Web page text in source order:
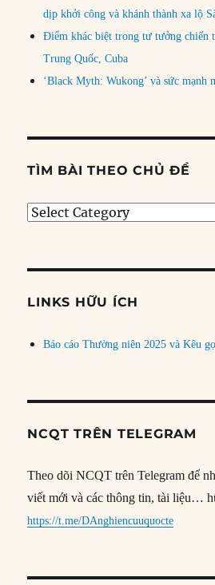
dịp khởi công và khánh thành xa lộ
Điểm khác biệt trong tư tưởng chiến
Trung Quốc, Cuba
‘Black Myth: Wukong’ và sức mạnh
TÌM BÀI THEO CHỦ ĐỀ
Tìm
đề
LINKS HỮU ÍCH
Báo cáo Thường niên 2025 và Kêu
NCQT TRÊN TELEGRAM
Theo dõi NCQT trên Telegram để
viết mới và các thông tin, tài liệu…
https://t.me/DAnghiencuuquocte